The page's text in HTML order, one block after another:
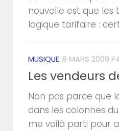
nouvelle est que les
logique tarifaire :
MUSIQUE 8 MARS 2009
Les vendeurs
Non pas parce que
dans les colonnes
me voilà parti pour